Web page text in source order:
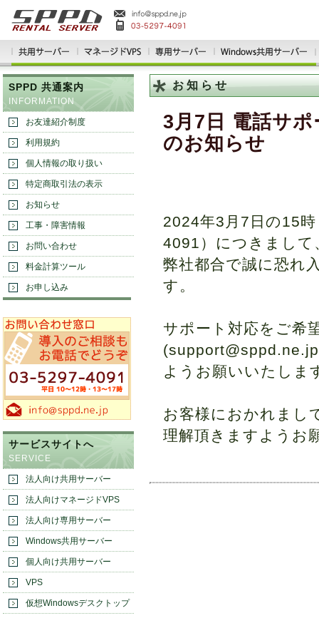
お知らせ
3月7日 電話サ
のお知らせ
2024年3月7日の15
4091）につきまして
弊社都合で誠に恐れ
す。
サポート対応をご希
ようお願いいたしま
お客様におかれまし
理解頂きますようお
SPPD 共通案内
INFORMATION
お友達紹介制度
利用規約
個人情報の取り扱い
特定商取引法の表示
お知らせ
工事・障害情報
お問い合わせ
料金計算ツール
お申し込み
サービスサイトへ
SERVICE
法人向け共用サーバー
法人向けマネージドVPS
法人向け専用サーバー
Windows共用サーバー
個人向け共用サーバー
VPS
仮想Windowsデスクトップ